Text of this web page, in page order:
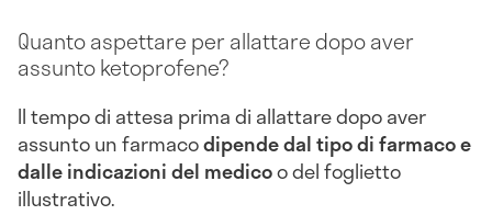
Quanto aspettare per allattare dopo aver
assunto ketoprofene?
Il tempo di attesa prima di allattare dopo aver
assunto un farmacodipende dal tipo di farmaco e
dalle indicazioni del medicoo del foglietto
illustrativo.